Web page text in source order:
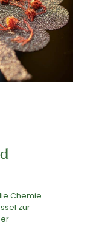
Chemie
zur